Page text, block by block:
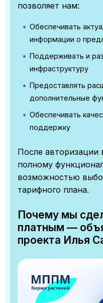
позволяет нам:
Обеспечивать
информации о
Поддерживать и
инфраструктуру
Предоставлять
дополнительные
Обеспечивать
поддержку
После авторизации
полному
возможностью
тарифного плана.
Почему мы
платным —
проекта Илья